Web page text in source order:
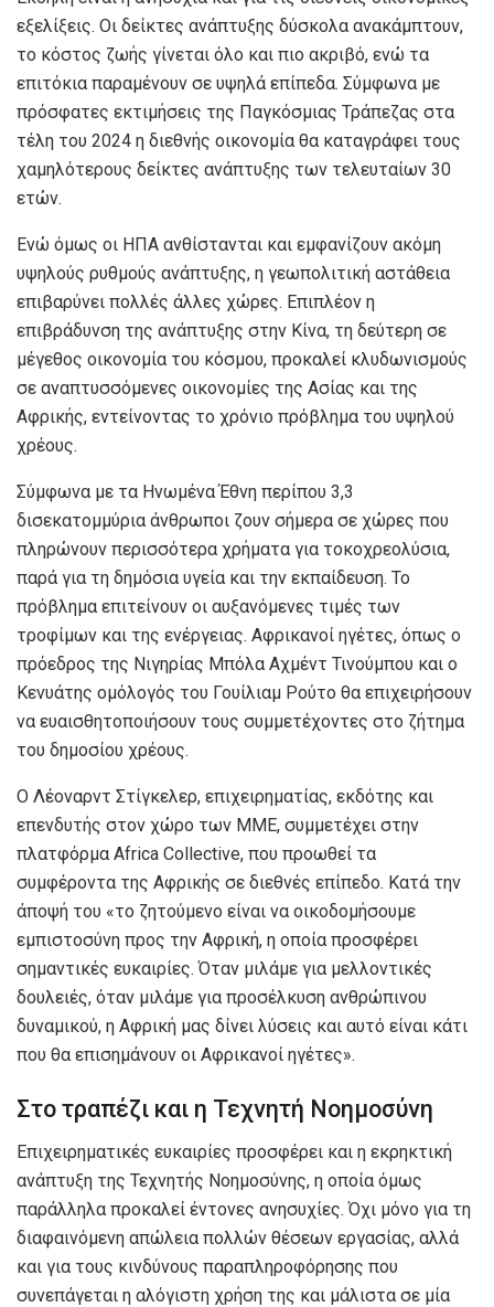
εξελίξεις. Οι δείκτες ανάπτυξης δύσκολα ανακάμπτουν,
το κόστος ζωής γίνεται όλο και πιο ακριβό, ενώ τα
επιτόκια παραμένουν σε υψηλά επίπεδα. Σύμφωνα με
πρόσφατες εκτιμήσεις της Παγκόσμιας Τράπεζας στα
τέλη του 2024 η διεθνής οικονομία θα καταγράφει τους
χαμηλότερους δείκτες ανάπτυξης των τελευταίων 30
ετών.
Ενώ όμως οι ΗΠΑ ανθίστανται και εμφανίζουν ακόμη
υψηλούς ρυθμούς ανάπτυξης, η γεωπολιτική αστάθεια
επιβαρύνει πολλές άλλες χώρες. Επιπλέον η
επιβράδυνση της ανάπτυξης στην Κίνα, τη δεύτερη σε
μέγεθος οικονομία του κόσμου, προκαλεί κλυδωνισμούς
σε αναπτυσσόμενες οικονομίες της Ασίας και της
Αφρικής, εντείνοντας το χρόνιο πρόβλημα του υψηλού
χρέους.
Σύμφωνα με τα Ηνωμένα Έθνη περίπου 3,3
δισεκατομμύρια άνθρωποι ζουν σήμερα σε χώρες που
πληρώνουν περισσότερα χρήματα για τοκοχρεολύσια,
παρά για τη δημόσια υγεία και την εκπαίδευση. Το
πρόβλημα επιτείνουν οι αυξανόμενες τιμές των
τροφίμων και της ενέργειας. Αφρικανοί ηγέτες, όπως ο
πρόεδρος της Νιγηρίας Μπόλα Αχμέντ Τινούμπου και ο
Κενυάτης ομόλογός του Γουίλιαμ Ρούτο θα επιχειρήσουν
να ευαισθητοποιήσουν τους συμμετέχοντες στο ζήτημα
του δημοσίου χρέους.
Ο Λέοναρντ Στίγκελερ, επιχειρηματίας, εκδότης και
επενδυτής στον χώρο των ΜΜΕ, συμμετέχει στην
πλατφόρμα Africa Collective, που προωθεί τα
συμφέροντα της Αφρικής σε διεθνές επίπεδο. Κατά την
άποψή του «το ζητούμενο είναι να οικοδομήσουμε
εμπιστοσύνη προς την Αφρική, η οποία προσφέρει
σημαντικές ευκαιρίες. Όταν μιλάμε για μελλοντικές
δουλειές, όταν μιλάμε για προσέλκυση ανθρώπινου
δυναμικού, η Αφρική μας δίνει λύσεις και αυτό είναι κάτι
που θα επισημάνουν οι Αφρικανοί ηγέτες».
Στο τραπέζι και η Τεχνητή Νοημοσύνη
Επιχειρηματικές ευκαιρίες προσφέρει και η εκρηκτική
ανάπτυξη της Τεχνητής Νοημοσύνης, η οποία όμως
παράλληλα προκαλεί έντονες ανησυχίες. Όχι μόνο για τη
διαφαινόμενη απώλεια πολλών θέσεων εργασίας, αλλά
και για τους κινδύνους παραπληροφόρησης που
συνεπάγεται η αλόγιστη χρήση της και μάλιστα σε μία